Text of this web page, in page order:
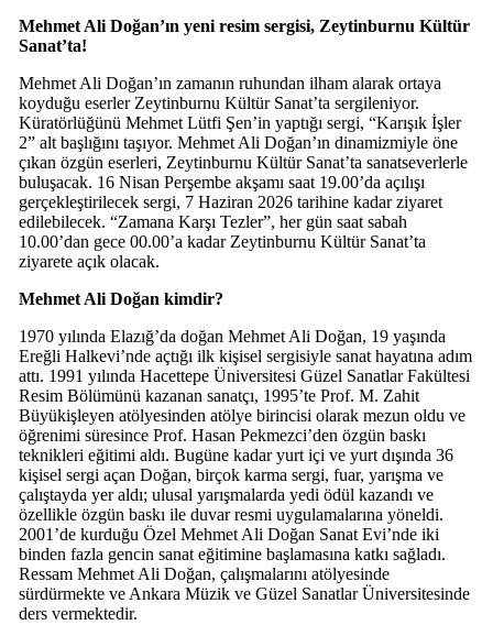
Mehmet Ali Doğan’ın yeni resim sergisi, Zeytinburnu Kültür
Sanat’ta!
Mehmet Ali Doğan’ın zamanın ruhundan ilham alarak ortaya
koyduğu eserler Zeytinburnu Kültür Sanat’ta sergileniyor.
Küratörlüğünü Mehmet Lütfi Şen’in yaptığı sergi, “Karışık İşler
2” alt başlığını taşıyor. Mehmet Ali Doğan’ın dinamizmiyle öne
çıkan özgün eserleri, Zeytinburnu Kültür Sanat’ta sanatseverlerle
buluşacak. 16 Nisan Perşembe akşamı saat 19.00’da açılışı
gerçekleştirilecek sergi, 7 Haziran 2026 tarihine kadar ziyaret
edilebilecek. “Zamana Karşı Tezler”, her gün saat sabah
10.00’dan gece 00.00’a kadar Zeytinburnu Kültür Sanat’ta
ziyarete açık olacak.
Mehmet Ali Doğan kimdir?
1970 yılında Elazığ’da doğan Mehmet Ali Doğan, 19 yaşında
Ereğli Halkevi’nde açtığı ilk kişisel sergisiyle sanat hayatına adım
attı. 1991 yılında Hacettepe Üniversitesi Güzel Sanatlar Fakültesi
Resim Bölümünü kazanan sanatçı, 1995’te Prof. M. Zahit
Büyükişleyen atölyesinden atölye birincisi olarak mezun oldu ve
öğrenimi süresince Prof. Hasan Pekmezci’den özgün baskı
teknikleri eğitimi aldı. Bugüne kadar yurt içi ve yurt dışında 36
kişisel sergi açan Doğan, birçok karma sergi, fuar, yarışma ve
çalıştayda yer aldı; ulusal yarışmalarda yedi ödül kazandı ve
özellikle özgün baskı ile duvar resmi uygulamalarına yöneldi.
2001’de kurduğu Özel Mehmet Ali Doğan Sanat Evi’nde iki
binden fazla gencin sanat eğitimine başlamasına katkı sağladı.
Ressam Mehmet Ali Doğan, çalışmalarını atölyesinde
sürdürmekte ve Ankara Müzik ve Güzel Sanatlar Üniversitesinde
ders vermektedir.